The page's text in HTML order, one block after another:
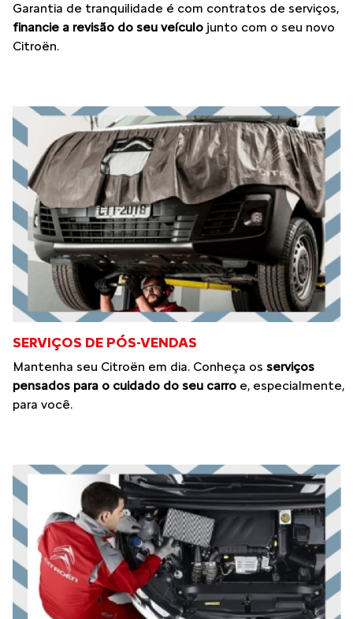
Garantia de tranquilidade é com contratos de serviços,
financie a revisão do seu veículo junto com o seu novo
Citroën.
SERVIÇOS DE PÓS-VENDAS
Mantenha seu Citroën em dia. Conheça os serviços
pensados para o cuidado do seu carro e, especialmente,
para você.